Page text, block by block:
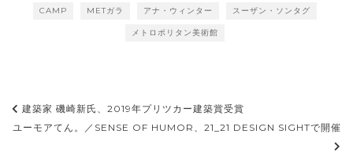
CAMP METガラ アナ・ウィンター スーザン・ソンタグ
メトロポリタン美術館
投
稿
建築家 磯崎新氏、2019年プリツカー建築賞受賞
ユーモアてん。／SENSE OF HUMOR、21_21 DESIGN SIGHTで開催